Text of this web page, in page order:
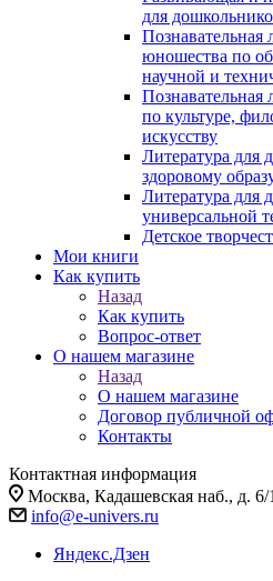
для
Познавательная
юношества по
научной и
Познавательная
по культуре,
искусству
Литература для
здоровому
Литература для
универсальной
Детское
Мои книги
Как купить
Назад
Как купить
Вопрос-ответ
О нашем магазине
Назад
О нашем магазине
Договор публичной
Контакты
Контактная информация
Москва, Кадашевская наб., д. 6/
info@e-univers.ru
Яндекс.Дзен